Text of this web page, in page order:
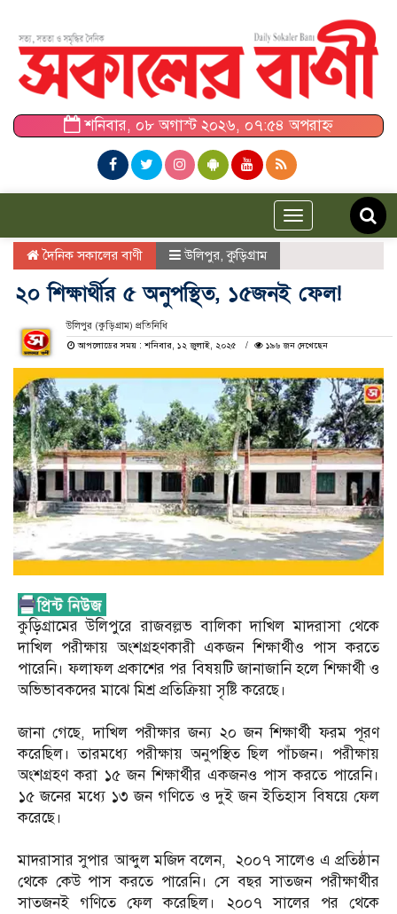
শনিবার, ০৮ অগাস্ট ২০২৬, ০৭:৫৪ অপরাহ্ন
Toggle
navigation
দৈনিক সকালের বাণী উলিপুর ,কুড়িগ্রাম
২০ শিক্ষার্থীর ৫ অনুপ‌স্থিত, ১৫জনই ফেল!
‎উলিপুর (কুড়িগ্রাম) প্রতিনিধি
আপলোডের সময় : শনিবার, ১২ জুলাই, ২০২৫
১৯৬ জন দেখেছেন
‎কুড়িগ্রামের উলিপুরে রাজবল্লভ বালিকা দাখিল মাদরাসা থেকে
দাখিল পরীক্ষায় অংশগ্রহণকারী একজন শিক্ষার্থীও পাস করতে
পারেনি। ফলাফল প্রকাশের পর বিষয়‌টি জানাজা‌নি হ‌লে শিক্ষার্থী ও
অভিভাবকদের মাঝে মিশ্র প্রতিক্রিয়া সৃষ্টি করেছে।
‎জানা গেছে, দাখিল পরীক্ষার জন্য ২০ জন শিক্ষার্থী ফরম পূরণ
করেছিল। তারমধ্যে পরীক্ষায় অনুপস্থিত ছিল পাঁচজন। পরীক্ষায়
অংশগ্রহণ করা ১৫ জন শিক্ষার্থীর একজনও পাস করতে পারেনি।
১৫ জনের মধ্যে ১৩ জন গণিতে ও দুই জন ইতিহাস বিষ‌য়ে ফেল
করেছে।
‎মাদরাসার সুপার আব্দুল মজিদ বলেন, ২০০৭ সালেও এ প্রতিষ্ঠান
থেকে কেউ পাস করতে পারেনি। সে বছর সাতজন পরীক্ষার্থীর
সাতজনই গণিতে ফেল করেছিল। ২০০৭ সালের পর থেকে